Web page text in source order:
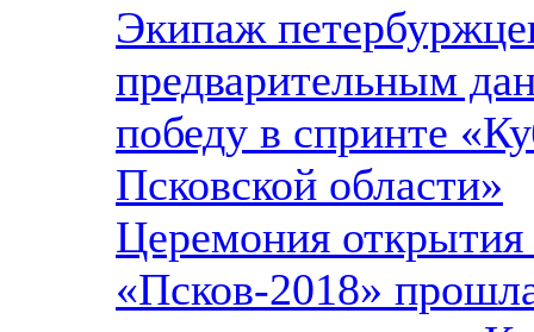
Экипаж
предварительным
победу в спринте
Псковской области»
Церемония открытия
«Псков-2018»